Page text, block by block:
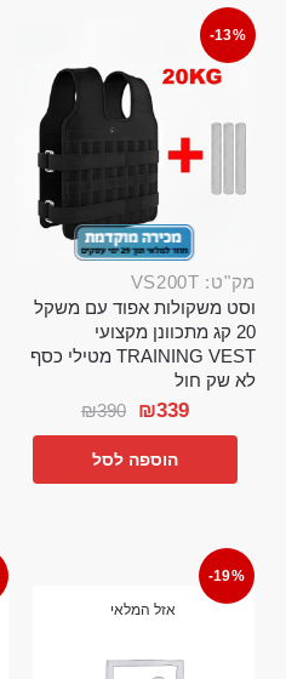
-13%
מק"ט: VS200T
וסט משקולות אפוד עם משקל
20 קג מתכוונן מקצועי
TRAINING VEST מטילי כסף
לא שק חול
₪390 ₪339
הוספה לסל
-19%
אזל המלאי